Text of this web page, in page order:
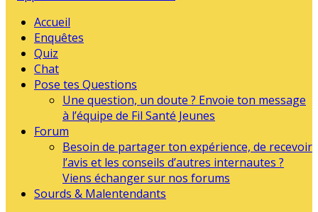
Accueil
Enquêtes
Quiz
Chat
Pose tes Questions
Une question, un doute ? Envoie ton message
à l’équipe de Fil Santé Jeunes
Forum
Besoin de partager ton expérience, de recevoir
l’avis et les conseils d’autres internautes ?
Viens échanger sur nos forums
Sourds & Malentendants